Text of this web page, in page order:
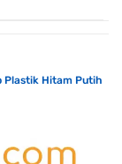
Plastik Hitam Putih